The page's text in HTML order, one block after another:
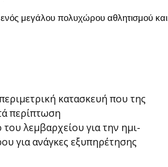
μεγάλου πολυχώρου αθλητισμού και
κατασκευή που της
περίπτωση
λεμβαρχείου για την ημι-
για ανάγκες εξυπηρέτησης